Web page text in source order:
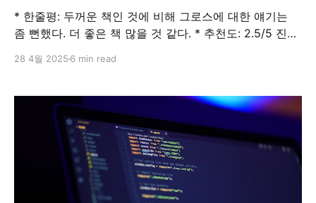
* 한줄평: 두꺼운 책인 것에 비해 그로스에 대한 얘기는
좀 뻔했다. 더 좋은 책 많을 것 같다. * 추천도: 2.5/5 진화
잘 계획된 과정을 통해 낭비가 많은 일반적 방법과는 비교
험과 데이터 분석을 통해 고객이
28 4월 2025 6 min read